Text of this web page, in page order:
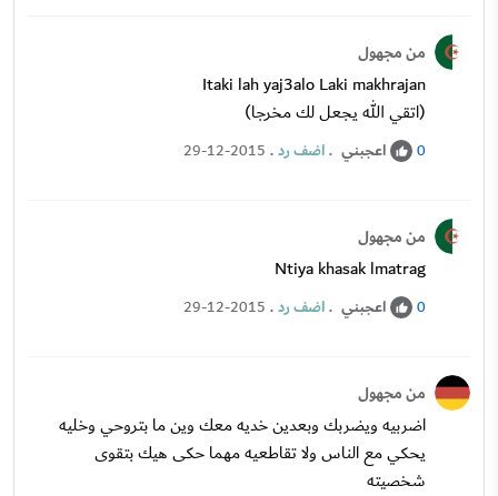
من مجهول
Itaki lah yaj3alo Laki makhrajan
(اتقي الله يجعل لك مخرجا)
0 اعجبني .اضف رد.
29-12-2015
من مجهول
Ntiya khasak lmatrag
0 اعجبني .اضف رد.
29-12-2015
من مجهول
اضربيه ويضربك وبعدين خديه معك وين ما بتروحي وخليه
يحكي مع الناس ولا تقاطعيه مهما حكى هيك بتقوى
شخصيته